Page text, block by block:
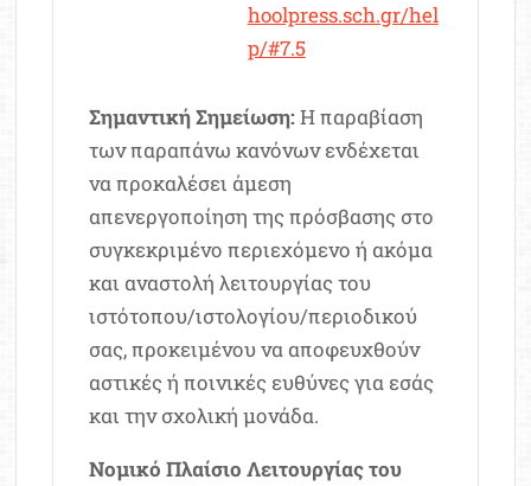
hoolpress.sch.gr/hel
p/#7.5
Σημαντική Σημείωση:Η παραβίαση
των παραπάνω κανόνων ενδέχεται
να προκαλέσει άμεση
απενεργοποίηση της πρόσβασης στο
συγκεκριμένο περιεχόμενο ή ακόμα
και αναστολή λειτουργίας του
ιστότοπου/ιστολογίου/περιοδικού
σας, προκειμένου να αποφευχθούν
αστικές ή ποινικές ευθύνες για εσάς
και την σχολική μονάδα.
Νομικό Πλαίσιο Λειτουργίας του